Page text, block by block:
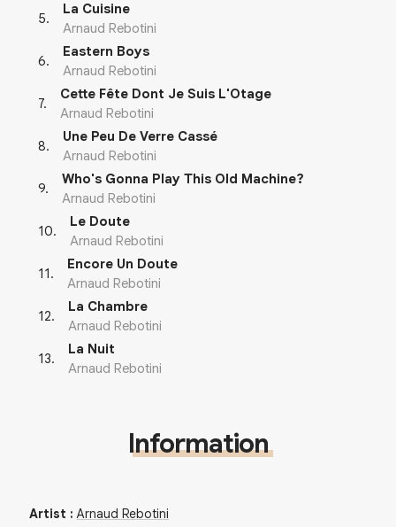
5.
La Cuisine
Arnaud Rebotini
6.
Eastern Boys
Arnaud Rebotini
7.
Cette Fête Dont Je Suis L'Otage
Arnaud Rebotini
8.
Une Peu De Verre Cassé
Arnaud Rebotini
9.
Who's Gonna Play This Old Machine?
Arnaud Rebotini
10.
Le Doute
Arnaud Rebotini
11 .
Encore Un Doute
Arnaud Rebotini
12.
La Chambre
Arnaud Rebotini
13.
La Nuit
Arnaud Rebotini
Information
Artist : Arnaud Rebotini